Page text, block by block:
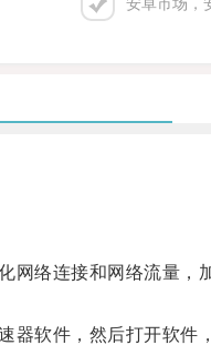
络连接和网络流量，
软件，然后打开软件